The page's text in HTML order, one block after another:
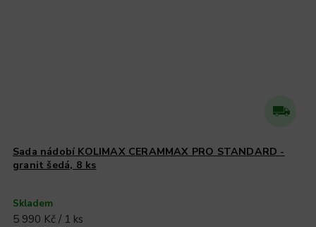
Sada nádobí KOLIMAX CERAMMAX PRO STANDARD -
granit šedá, 8 ks
Skladem
5 990 Kč / 1 ks